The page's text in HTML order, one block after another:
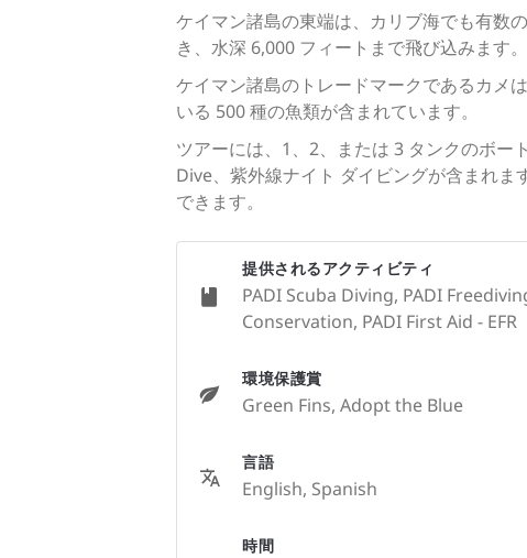
ケイマン諸島の東端は、カリブ海でも有数
き、水深 6,000 フィートまで飛び込みます。
ケイマン諸島のトレードマークであるカメ
いる 500 種の魚類が含まれています。
ツアーには、1、2、または 3 タンクのボー
Dive、紫外線ナイト ダイビングが含まれ
できます。
提供されるアクティビティ
PADI Scuba Diving, PADI
Conservation, PADI First Aid - EFR
環境保護賞
Green Fins, Adopt the Blue
言語
English, Spanish
時間